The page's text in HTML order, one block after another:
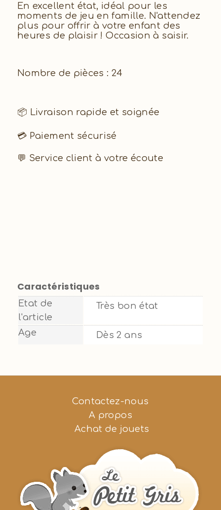
En excellent état, idéal pour les
moments de jeu en famille. N'attendez
plus pour offrir à votre enfant des
heures de plaisir ! Occasion à saisir.
Nombre de pièces : 24
📦 Livraison rapide et soignée
💳 Paiement sécurisé
💬 Service client à votre écoute
Caractéristiques
Etat de
l'article
Très bon état
Age Dès 2 ans
Contactez-nous
A propos
Achat de jouets